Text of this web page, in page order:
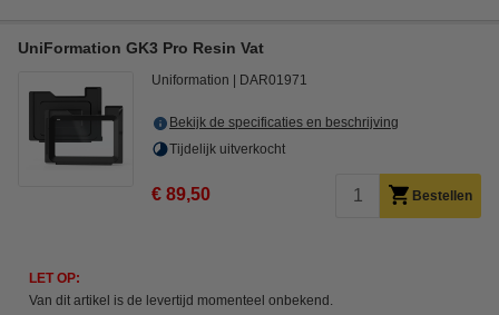
UniFormation GK3 Pro Resin Vat
Uniformation DAR01971
Bekijk de specificaties en beschrijving
Tijdelijk uitverkocht
€ 89,50 Bestellen
LET OP:
Van dit artikel is de levertijd momenteel onbekend.